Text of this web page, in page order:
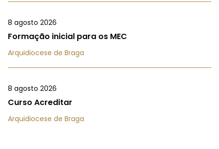
8 agosto 2026
Formação inicial para os MEC
Arquidiocese de Braga
8 agosto 2026
Curso Acreditar
Arquidiocese de Braga